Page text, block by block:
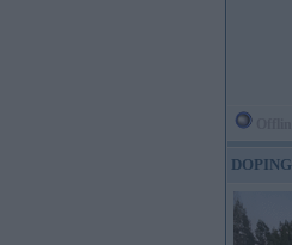
DOPING